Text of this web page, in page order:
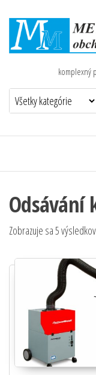
komplexný
Odsávání
Zobrazuje sa 5 výsledkov